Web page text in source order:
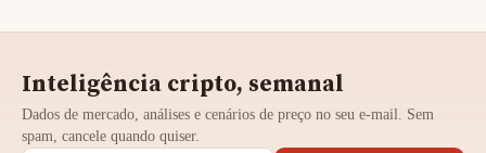
Inteligência cripto, semanal
Dados de mercado, análises e cenários de preço no seu e-mail. Sem
spam, cancele quando quiser.